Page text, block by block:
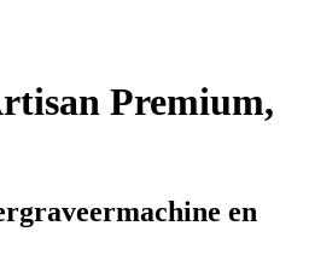
Premium,
en